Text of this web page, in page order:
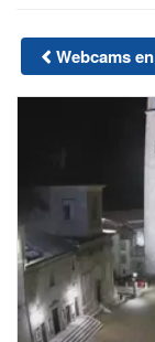
Webcams